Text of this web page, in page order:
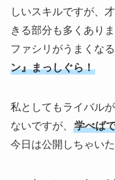
しいスキルですが、
きる部分も多くありま
ファシリがうまくなる
ン』まっしぐら！
私としてもライバル
ないですが、 学べば
今日は公開しちゃい